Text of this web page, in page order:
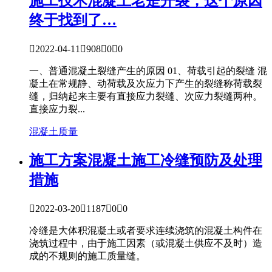
终于找到了…
2022-04-11 90800
一、普通混凝土裂缝产生的原因 01、荷载引起的裂缝 混
凝土在常规静、动荷载及次应力下产生的裂缝称荷载裂
缝，归纳起来主要有直接应力裂缝、次应力裂缝两种。
直接应力裂...
混凝土质量
施工方案混凝土施工冷缝预防及处理
措施
2022-03-20118700
冷缝是大体积混凝土或者要求连续浇筑的混凝土构件在
浇筑过程中，由于施工因素（或混凝土供应不及时）造
成的不规则的施工质量缝。